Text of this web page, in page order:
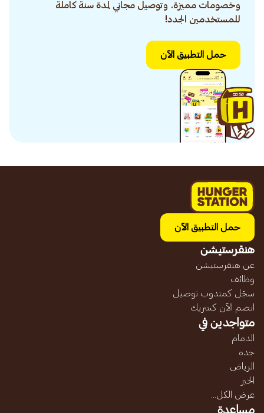
وخصومات مميزة. وتوصيل مجاني لمدة سنة كاملة
للمستخدمين الجدد!
حمل التطبيق الآن
حمل التطبيق الآن
هنقرستيشن
عن هنقرستيشن
وظائف
سجّل كمندوب توصيل
انضم الآن كشريك
متواجدين في
الدمام
جده
الرياض
الخبر
عرض الكل...
مساعدة